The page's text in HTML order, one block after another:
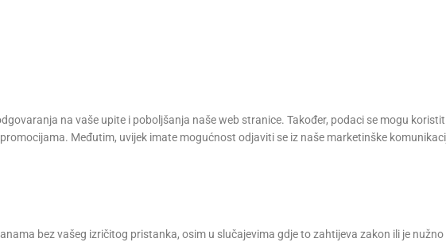
na vaše upite i poboljšanja naše web stranice. Također, podaci se mogu
Međutim, uvijek imate mogućnost odjaviti se iz naše marketinške
bez vašeg izričitog pristanka, osim u slučajevima gdje to zahtijeva zakon ili je